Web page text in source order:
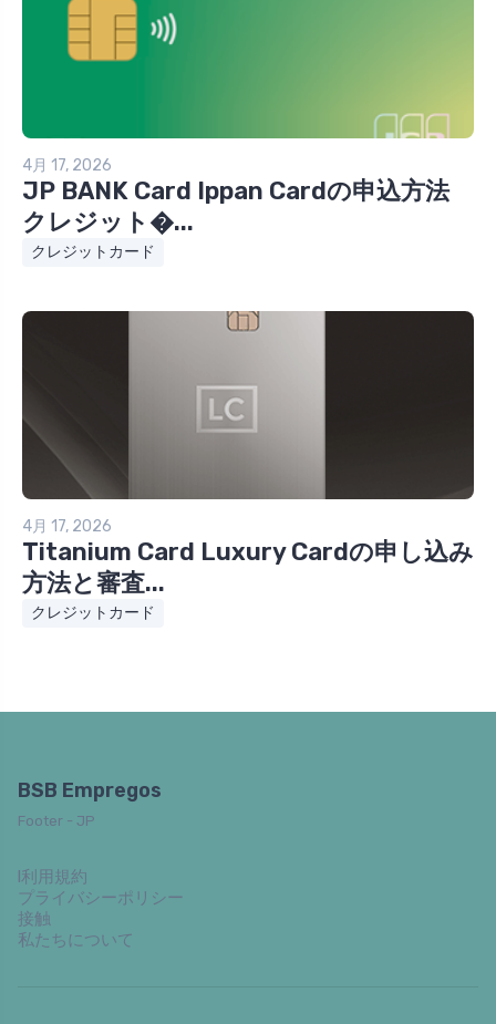
4月 17, 2026
JP BANK Card Ippan Cardの申込方法
クレジット�...
クレジットカード
4月 17, 2026
Titanium Card Luxury Cardの申し込み
方法と審査...
クレジットカード
BSB Empregos
Footer - JP
l利用規約
プライバシーポリシー
接触
私たちについて